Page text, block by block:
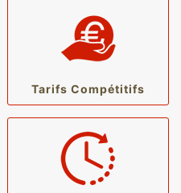
Tarifs Compétitifs